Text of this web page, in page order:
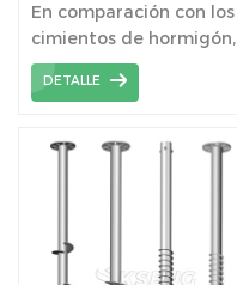
ajustable con brida
En comparación con los
cimientos de hormigón,
cuando se utilizan
tornillos de tierra se
superficial innecesario
DETALLE